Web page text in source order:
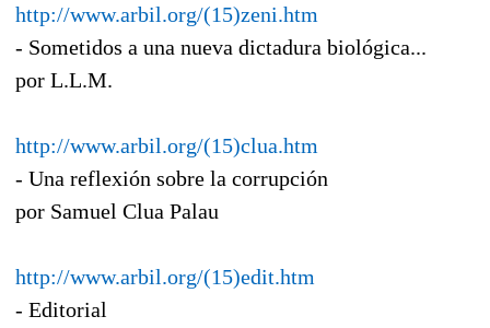
http://www.arbil.org/(15)zeni.htm
- Sometidos a una nueva dictadura biológica...
por L.L.M.
http://www.arbil.org/(15)clua.htm
- Una reflexión sobre la corrupción
por Samuel Clua Palau
http://www.arbil.org/(15)edit.htm
- Editorial